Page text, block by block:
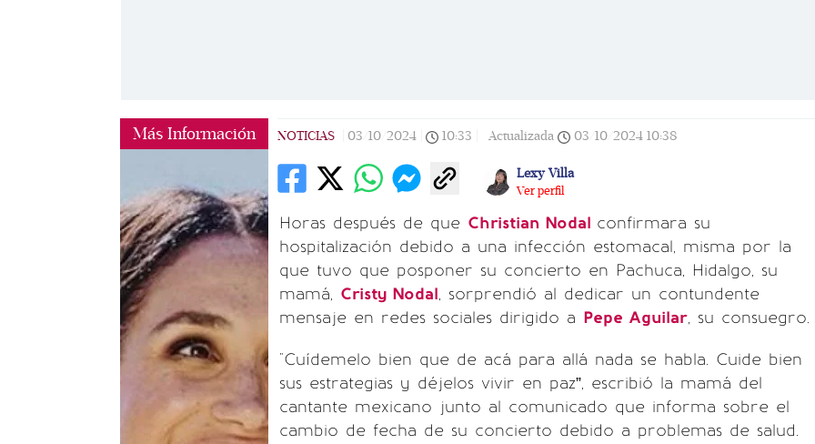
Más Información NOTICIAS 03/10/2024 10:33 Actualizada 03/10/2024 10:38
Lexy Villa
Ver perfil
Horas después de que Christian Nodal confirmara su
hospitalización debido a una infección estomacal, misma por la
que tuvo que posponer su concierto en Pachuca, Hidalgo, su
mamá, Cristy Nodal, sorprendió al dedicar un contundente
mensaje en redes sociales dirigido a Pepe Aguilar, su consuegro.
"Cuídemelo bien que de acá para allá nada se habla. Cuide bien
sus estrategias y déjelos vivir en paz”, escribió la mamá del
cantante mexicano junto al comunicado que informa sobre el
cambio de fecha de su concierto debido a problemas de salud.